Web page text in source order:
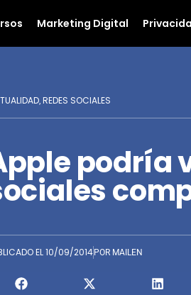
Marketing Digital
, REDES SOCIALES
podría
EL10/09/2014 POR MAILEN